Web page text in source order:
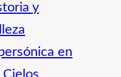
y
en
Cielos